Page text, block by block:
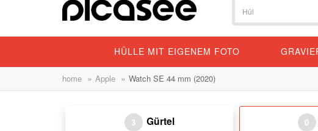
HÜLLE MIT EIGENEM FOTO
home » Apple » Watch SE 44 mm (2020)
3 Gürtel 0